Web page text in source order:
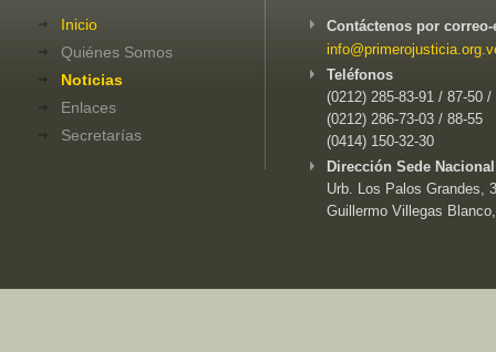
Inicio
Quiénes Somos
Noticias
Enlaces
Secretarías
Contáctenos por
Teléfonos
(0212) 285-83-91 / 87-50 /
(0212) 286-73-03 / 88-55
(0414) 150-32-30
Dirección Sede
Urb. Los Palos Grandes,
Guillermo Villegas